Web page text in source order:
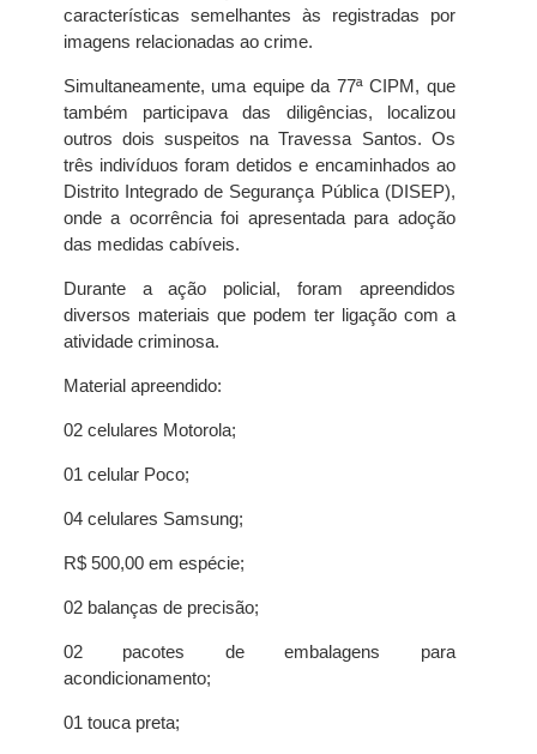
características semelhantes às registradas por
imagens relacionadas ao crime.
Simultaneamente, uma equipe da 77ª CIPM, que
também participava das diligências, localizou
outros dois suspeitos na Travessa Santos. Os
três indivíduos foram detidos e encaminhados ao
Distrito Integrado de Segurança Pública (DISEP),
onde a ocorrência foi apresentada para adoção
das medidas cabíveis.
Durante a ação policial, foram apreendidos
diversos materiais que podem ter ligação com a
atividade criminosa.
Material apreendido:
02 celulares Motorola;
01 celular Poco;
04 celulares Samsung;
R$ 500,00 em espécie;
02 balanças de precisão;
02 pacotes de embalagens para
acondicionamento;
01 touca preta;